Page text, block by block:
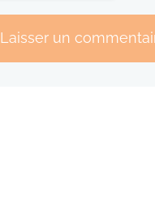
Laisser un